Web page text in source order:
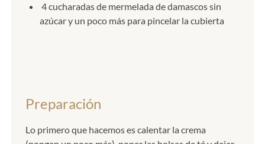
4 cucharadas de mermelada de damascos sin
azúcar y un poco más para pincelar la cubierta
Preparación
Lo primero que hacemos es calentar la crema